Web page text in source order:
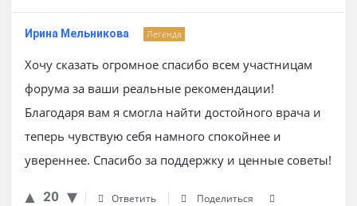
Ирина Мельникова Легенда
Хочу сказать огромное спасибо всем участницам
форума за ваши реальные рекомендации!
Благодаря вам я смогла найти достойного врача и
теперь чувствую себя намного спокойнее и
увереннее. Спасибо за поддержку и ценные советы!
20 Ответить Поделиться